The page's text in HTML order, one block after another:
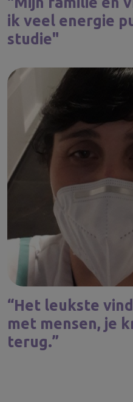
ik veel energie
studie"
“Het leukste
met mensen, je
terug.”